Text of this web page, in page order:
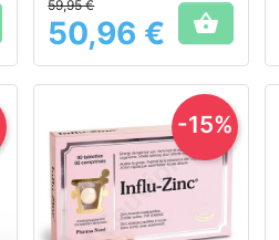
Prix
59,95 €
50,96 € 
-15%